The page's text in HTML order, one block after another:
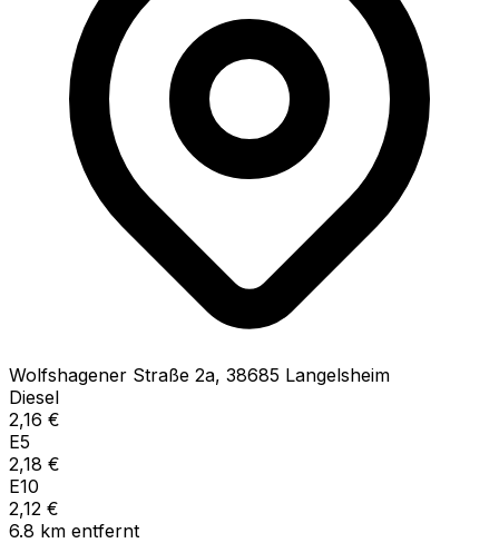
Wolfshagener Straße 2a, 38685 Langelsheim
Diesel
2,16 €
E5
2,18 €
E10
2,12 €
6.8 km entfernt